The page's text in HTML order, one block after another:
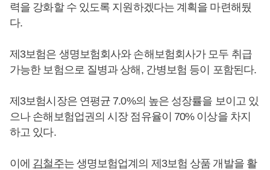
력을 강화할 수 있도록 지원하겠다는 계획을 마련해뒀
다.
제3보험은 생명보험회사와 손해보험회사가 모두 취급
가능한 보험으로 질병과 상해, 간병보험 등이 포함된다.
제3보험시장은 연평균 7.0%의 높은 성장률을 보이고 있
으나 손해보험업권의 시장 점유율이 70% 이상을 차지
하고 있다.
이에 김철주는 생명보험업계의 제3보험 상품 개발을 활